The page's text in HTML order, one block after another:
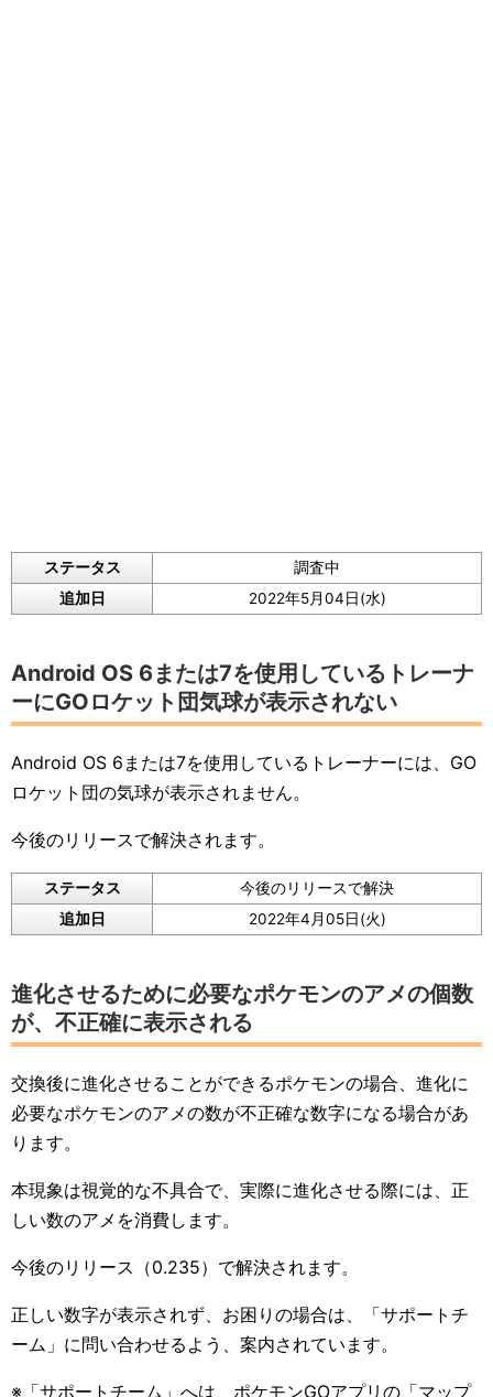
ステータス
調査中
追加日
2022年5月04日(水)
Android OS 6または7を使用しているトレーナ
ーにGOロケット団気球が表示されない
Android OS 6または7を使用しているトレーナーには、GO
ロケット団の気球が表示されません。
今後のリリースで解決されます。
ステータス
今後のリリースで解決
追加日
2022年4月05日(火)
進化させるために必要なポケモンのアメの個数
が、不正確に表示される
交換後に進化させることができるポケモンの場合、進化に
必要なポケモンのアメの数が不正確な数字になる場合があ
ります。
本現象は視覚的な不具合で、実際に進化させる際には、正
しい数のアメを消費します。
今後のリリース（0.235）で解決されます。
正しい数字が表示されず、お困りの場合は、「サポートチ
ーム」に問い合わせるよう、案内されています。
※「サポートチーム」へは、ポケモンGOアプリの「マップ